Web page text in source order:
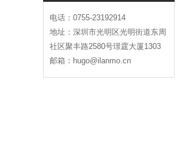
电话：0755-23192914
地址：深圳市光明区光明街道东周
社区聚丰路2580号璟霆大厦1303
邮箱：hugo@ilanmo.cn